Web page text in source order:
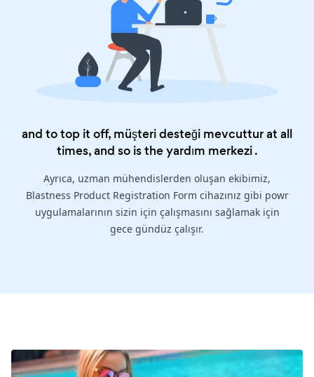
and to top it off, müşteri desteği mevcuttur at all
times, and so is theyardım merkezi.
Ayrıca, uzman mühendislerden oluşan ekibimiz,
Blastness Product Registration Form cihazınız gibi powr
uygulamalarının sizin için çalışmasını sağlamak için
gece gündüz çalışır.